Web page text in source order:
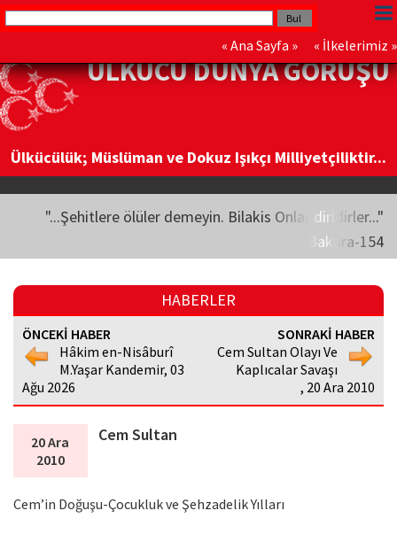
« Ana Sayfa » « İlkelerimiz »
ÜLKÜCÜ DÜNYA GÖRÜŞÜ
Ülkücülük; Müslüman ve Dokuz Işıkçı Milliyetçiliktir...
"...Şehitlere ölüler demeyin. Bilakis Onlar diridirler..."
Bakara-154
HABERLER
ÖNCEKİ HABER
Hâkim en-Nisâburî
M.Yaşar Kandemir, 03
Ağu 2026
SONRAKİ HABER
Cem Sultan Olayı Ve
Kaplıcalar Savaşı
, 20 Ara 2010
20 Ara
2010
Cem Sultan
Cem’in Doğuşu-Çocukluk ve Şehzadelik Yılları